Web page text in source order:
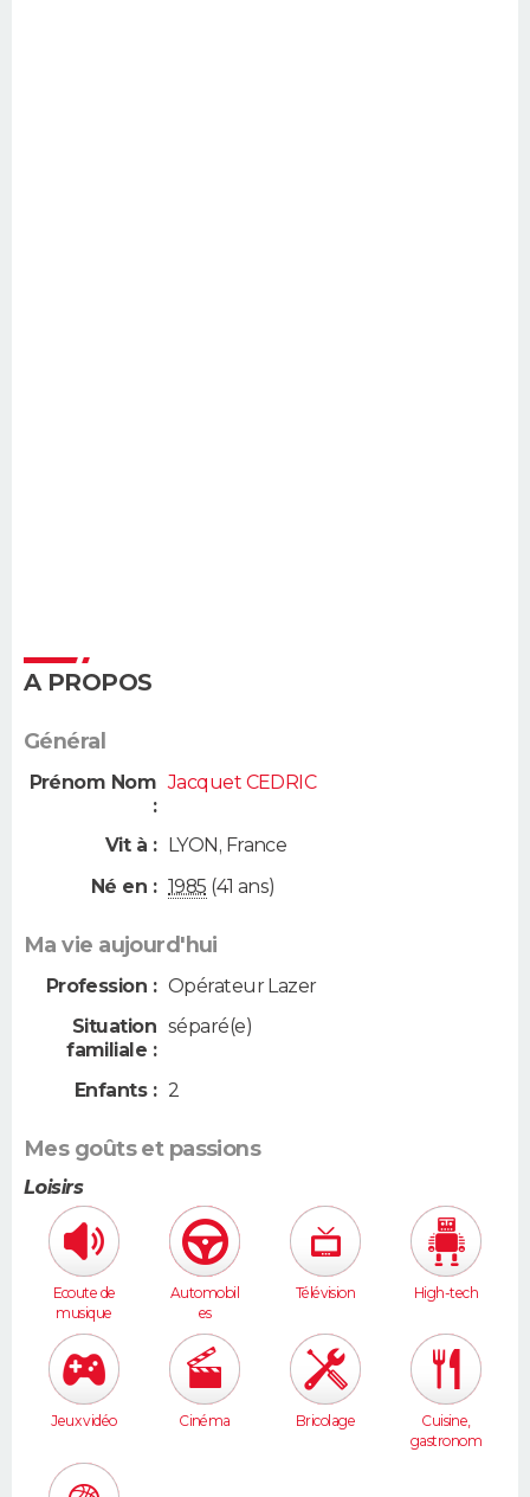
A PROPOS
Général
Prénom Nom
:
Jacquet CEDRIC
Vit à : LYON , France
Né en : 1985 (41 ans)
Ma vie aujourd'hui
Profession : Opérateur Lazer
Situation
familiale :
séparé(e)
Enfants : 2
Mes goûts et passions
Loisirs
Ecoute de
musique
Automobil
es
Télévision High-tech
Jeux vidéo Cinéma Bricolage
Cuisine,
gastronom